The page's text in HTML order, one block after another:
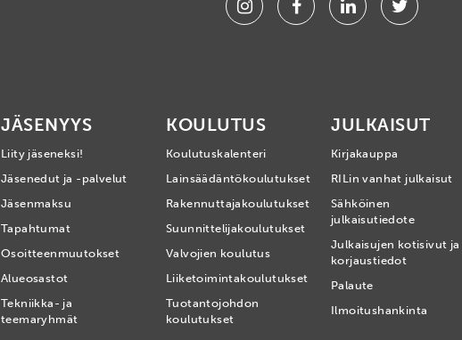
InstagramFacebookLinkedinTwitter
JÄSENYYS
Liity jäseneksi!
Jäsenedut ja -palvelut
Jäsenmaksu
Tapahtumat
Osoitteenmuutokset
Alueosastot
Tekniikka- ja
teemaryhmät
KOULUTUS
Koulutuskalenteri
Lainsäädäntökoulutukset
Rakennuttajakoulutukset
Suunnittelijakoulutukset
Valvojien koulutus
Liiketoimintakoulutukset
Tuotantojohdon
koulutukset
JULKAISUT
Kirjakauppa
RILin vanhat julkaisut
Sähköinen
julkaisutiedote
Julkaisujen kotisivut ja
korjaustiedot
Palaute
Ilmoitushankinta